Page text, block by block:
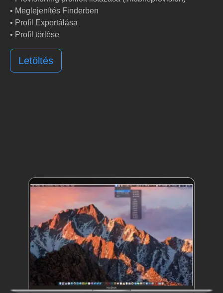
• Meglejenítés Finderben
• Profil Exportálása
• Profil törlése
Letöltés